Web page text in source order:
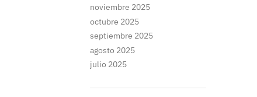
noviembre 2025
octubre 2025
septiembre 2025
agosto 2025
julio 2025